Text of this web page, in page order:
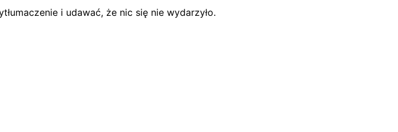
i udawać, że nic się nie wydarzyło.